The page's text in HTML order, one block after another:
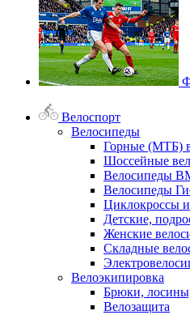
Велоспорт
Велосипеды
Горные (МТБ)
Шоссейные
Велосипеды
Велосипеды
Циклокроссы и
Детские,
Женские
Складные
Велоэкипировка
Брюки,
Велозащита